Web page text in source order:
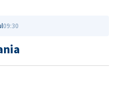
09:30